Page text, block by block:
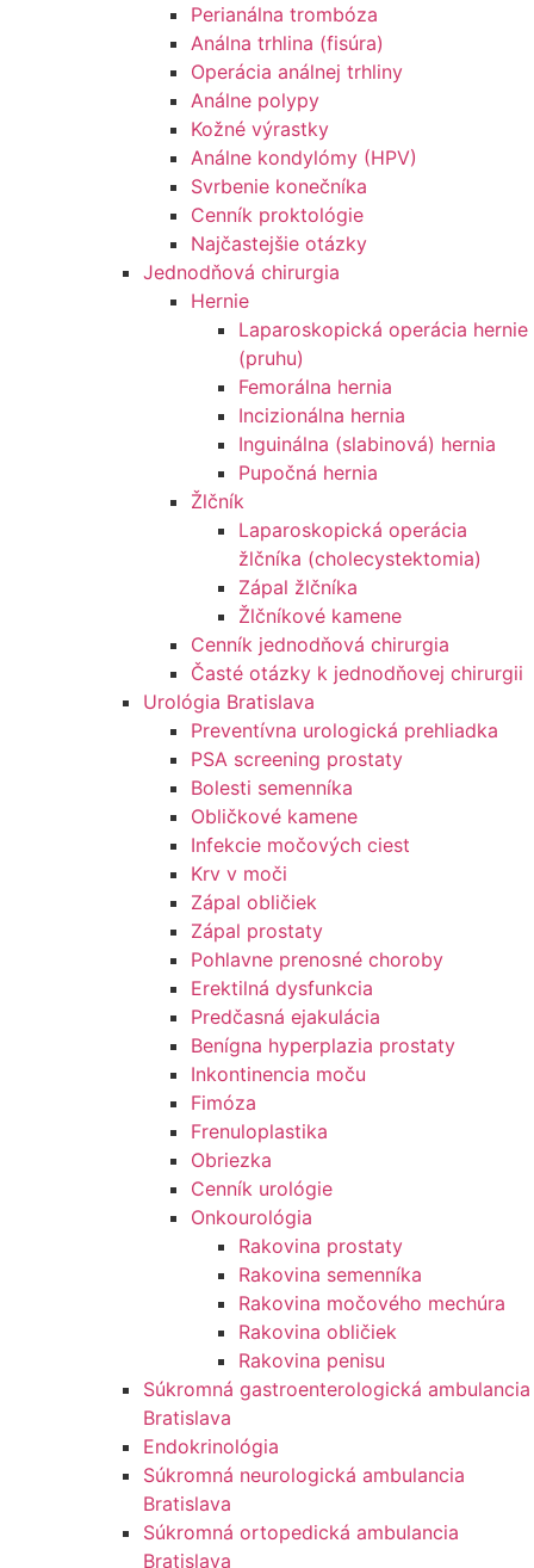
Perianálna trombóza
Análna trhlina (fisúra)
Operácia análnej trhliny
Análne polypy
Kožné výrastky
Análne kondylómy (HPV)
Svrbenie konečníka
Cenník proktológie
Najčastejšie otázky
Jednodňová chirurgia
Hernie
Laparoskopická operácia hernie
(pruhu)
Femorálna hernia
Incizionálna hernia
Inguinálna (slabinová) hernia
Pupočná hernia
Žlčník
Laparoskopická operácia
žlčníka (cholecystektomia)
Zápal žlčníka
Žlčníkové kamene
Cenník jednodňová chirurgia
Časté otázky k jednodňovej chirurgii
Urológia Bratislava
Preventívna urologická prehliadka
PSA screening prostaty
Bolesti semenníka
Obličkové kamene
Infekcie močových ciest
Krv v moči
Zápal obličiek
Zápal prostaty
Pohlavne prenosné choroby
Erektilná dysfunkcia
Predčasná ejakulácia
Benígna hyperplazia prostaty
Inkontinencia moču
Fimóza
Frenuloplastika
Obriezka
Cenník urológie
Onkourológia
Rakovina prostaty
Rakovina semenníka
Rakovina močového mechúra
Rakovina obličiek
Rakovina penisu
Súkromná gastroenterologická ambulancia
Bratislava
Endokrinológia
Súkromná neurologická ambulancia
Bratislava
Súkromná ortopedická ambulancia
Bratislava